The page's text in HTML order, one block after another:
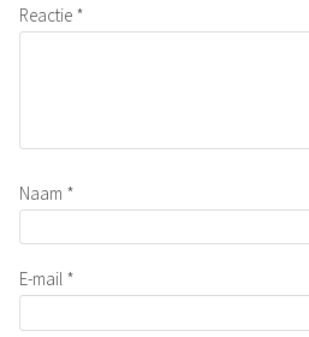
Reactie *
Naam *
E-mail *